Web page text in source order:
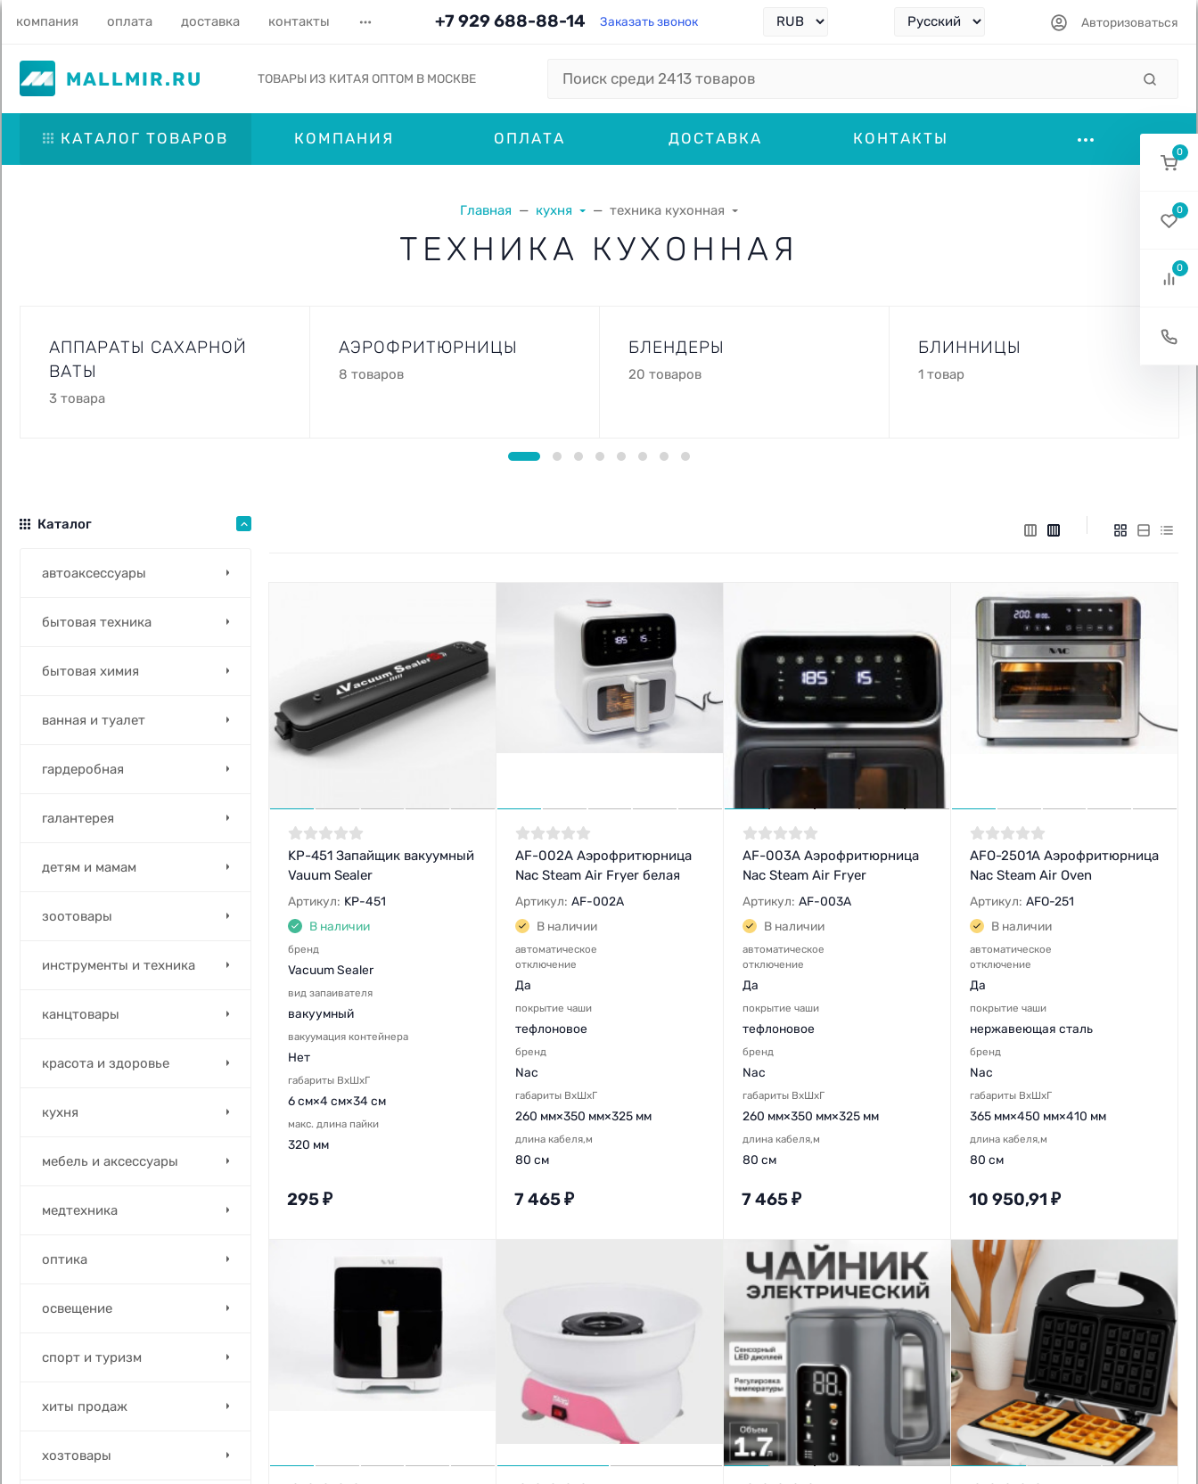
компания оплата доставка контакты +7 929 688-88-14 Заказать звонок Авторизоваться
MALLMIR.RU ТОВАРЫ ИЗ КИТАЯ ОПТОМ В МОСКВЕ
КАТАЛОГ ТОВАРОВ КОМПАНИЯ ОПЛАТА ДОСТАВКА КОНТАКТЫ
Главная кухня техника кухонная
ТЕХНИКА КУХОННАЯ
АППАРАТЫ САХАРНОЙ
ВАТЫ
3 товара
АЭРОФРИТЮРНИЦЫ
8 товаров
БЛЕНДЕРЫ
20 товаров
БЛИННИЦЫ
1 товар
Каталог
автоаксессуары
бытовая техника
бытовая химия
ванная и туалет
гардеробная
галантерея
детям и мамам
зоотовары
инструменты и техника
канцтовары
красота и здоровье
кухня
мебель и аксессуары
медтехника
оптика
освещение
спорт и туризм
хиты продаж
хозтовары
KP-451 Запайщик вакуумный
Vauum Sealer
Артикул: KP-451
В наличии
бренд
Vacuum Sealer
вид запаивателя
вакуумный
вакуумация контейнера
Нет
габариты ВхШхГ
6 см×4 см×34 см
макс. длина пайки
320 мм
295₽
AF-002A Аэрофритюрница
Nac Steam Air Fryer белая
Артикул: AF-002A
В наличии
автоматическое
отключение
Да
покрытие чаши
тефлоновое
бренд
Nac
габариты ВхШхГ
260 мм×350 мм×325 мм
длина кабеля,м
80 см
7 465₽
AF-003A Аэрофритюрница
Nac Steam Air Fryer
Артикул: AF-003A
В наличии
автоматическое
отключение
Да
покрытие чаши
тефлоновое
бренд
Nac
габариты ВхШхГ
260 мм×350 мм×325 мм
длина кабеля,м
80 см
7 465₽
AFO-2501A Аэрофритюрница
Nac Steam Air Oven
Артикул: AFO-251
В наличии
автоматическое
отключение
Да
покрытие чаши
нержавеющая сталь
бренд
Nac
габариты ВхШхГ
365 мм×450 мм×410 мм
длина кабеля,м
80 см
10 950,91 ₽
0
0
0